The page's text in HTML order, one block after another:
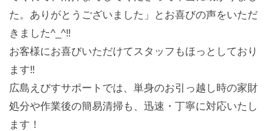
た。ありがとうございました」とお喜びの声をいただ
きました^_^‼️
お客様にお喜びいただけてスタッフもほっとしており
ます‼️
広島えびすサポートでは、単身のお引っ越し時の家財
処分や作業後の簡易清掃も、迅速・丁寧に対応いたし
ます！